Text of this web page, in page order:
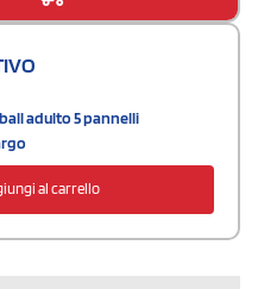
adulto 5 pannelli
al carrello